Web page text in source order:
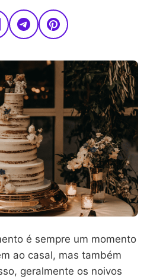
é sempre um momento
ao casal, mas também
geralmente os noivos